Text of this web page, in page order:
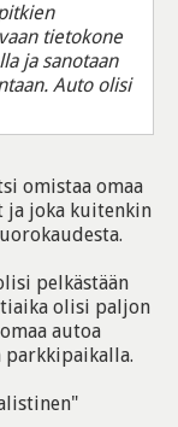
tietokone
ja sanotaan
Auto olisi
omistaa omaa
ja joka kuitenkin
pelkästään
olisi paljon
autoa
parkkipaikalla.